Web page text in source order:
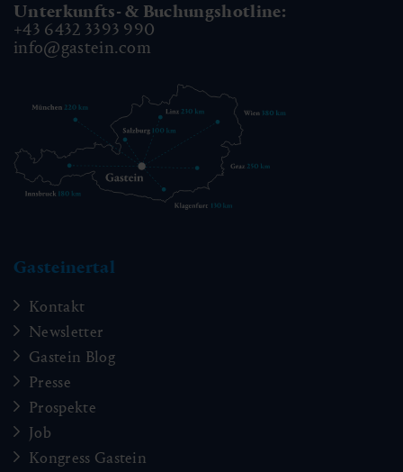
Unterkunfts- & Buchungshotline:
+43 6432 3393 990
info@gastein.com
Gasteinertal
Kontakt
Newsletter
Gastein Blog
Presse
Prospekte
Job
Kongress Gastein